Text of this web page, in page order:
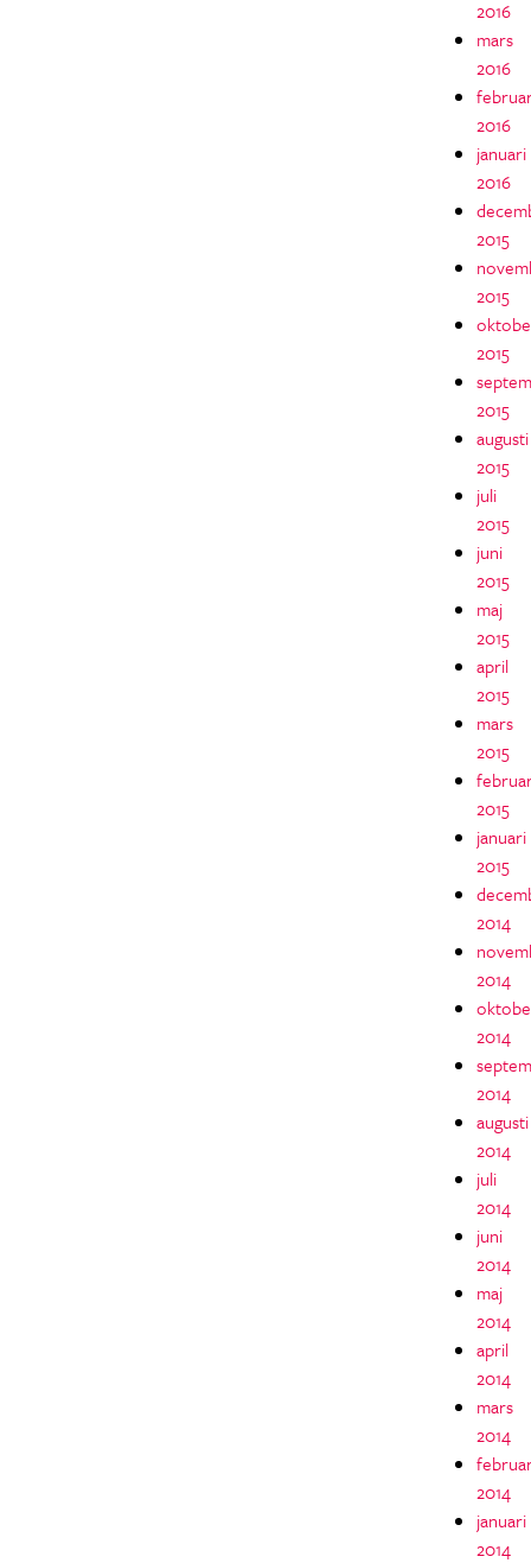
2016
mars
2016
2016
januari
2016
2015
2015
2015
2015
augusti
2015
juli
2015
juni
2015
maj
2015
april
2015
mars
2015
2015
januari
2015
2014
2014
2014
2014
augusti
2014
juli
2014
juni
2014
maj
2014
april
2014
mars
2014
2014
januari
2014